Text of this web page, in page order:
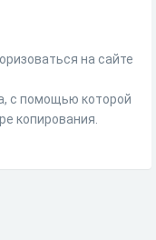
на сайте
с помощью которой
копирования.